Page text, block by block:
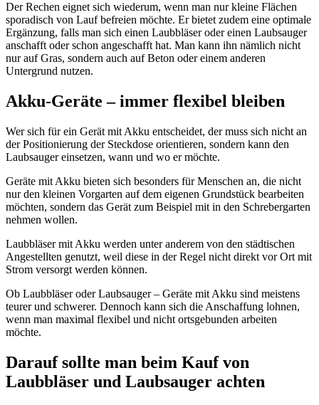
Der Rechen eignet sich wiederum, wenn man nur kleine Flächen
sporadisch von Lauf befreien möchte. Er bietet zudem eine optimale
Ergänzung, falls man sich einen Laubbläser oder einen Laubsauger
anschafft oder schon angeschafft hat. Man kann ihn nämlich nicht
nur auf Gras, sondern auch auf Beton oder einem anderen
Untergrund nutzen.
Akku-Geräte – immer flexibel bleiben
Wer sich für ein Gerät mit Akku entscheidet, der muss sich nicht an
der Positionierung der Steckdose orientieren, sondern kann den
Laubsauger einsetzen, wann und wo er möchte.
Geräte mit Akku bieten sich besonders für Menschen an, die nicht
nur den kleinen Vorgarten auf dem eigenen Grundstück bearbeiten
möchten, sondern das Gerät zum Beispiel mit in den Schrebergarten
nehmen wollen.
Laubbläser mit Akku werden unter anderem von den städtischen
Angestellten genutzt, weil diese in der Regel nicht direkt vor Ort mit
Strom versorgt werden können.
Ob Laubbläser oder Laubsauger – Geräte mit Akku sind meistens
teurer und schwerer. Dennoch kann sich die Anschaffung lohnen,
wenn man maximal flexibel und nicht ortsgebunden arbeiten
möchte.
Darauf sollte man beim Kauf von
Laubbläser und Laubsauger achten